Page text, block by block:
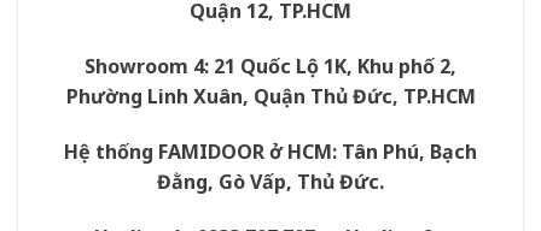
Quận 12, TP.HCM
Showroom 4: 21 Quốc Lộ 1K, Khu phố 2,
Phường Linh Xuân, Quận Thủ Đức, TP.HCM
Hệ thống FAMIDOORở HCM: Tân Phú, Bạch
Đằng, Gò Vấp, Thủ Đức.